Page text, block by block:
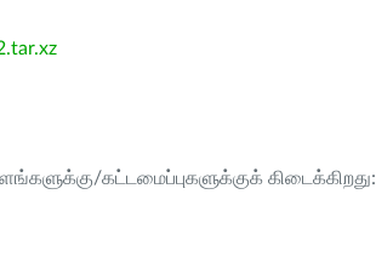
கட்டமைப்புகளுக்குக் கிடைக்கிறது: